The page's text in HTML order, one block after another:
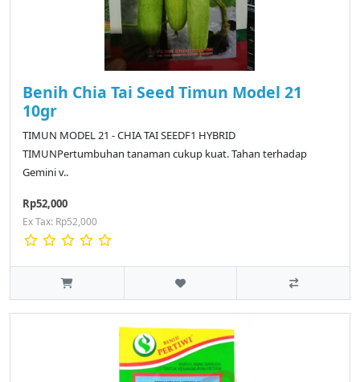
Benih Chia Tai Seed Timun Model 21
10gr
TIMUN MODEL 21 - CHIA TAI SEEDF1 HYBRID
TIMUNPertumbuhan tanaman cukup kuat. Tahan terhadap
Gemini v..
Rp52,000
Ex Tax: Rp52,000